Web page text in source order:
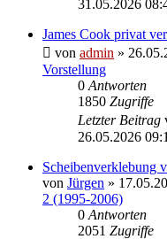
31.05.2026
James Cook privat
von admin »
Vorstellung
0 Antworten
1850 Zugriffe
Letzter Beitrag
26.05.2026
Scheibenverklebung
von Jürgen »
2 (1995-2006)
0 Antworten
2051 Zugriffe